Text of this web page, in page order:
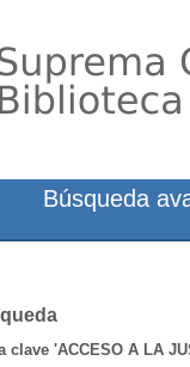
clave 'ACCESO A LA
Búsqueda